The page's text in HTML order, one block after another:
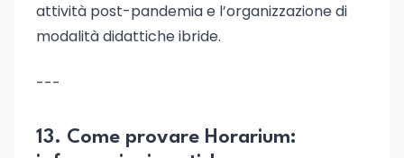
attività post-pandemia e l’organizzazione di
modalità didattiche ibride.
---
13. Come provare Horarium: